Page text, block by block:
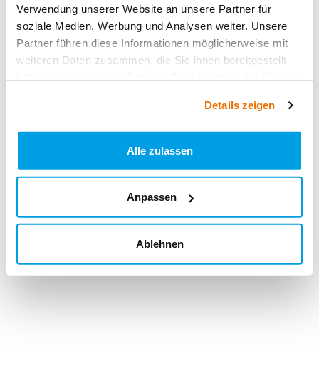
Verwendung unserer Website an unsere Partner für
soziale Medien, Werbung und Analysen weiter. Unsere
Partner führen diese Informationen möglicherweise mit
weiteren Daten zusammen, die Sie ihnen bereitgestellt
Details zeigen
Alle zulassen
Anpassen
Ablehnen